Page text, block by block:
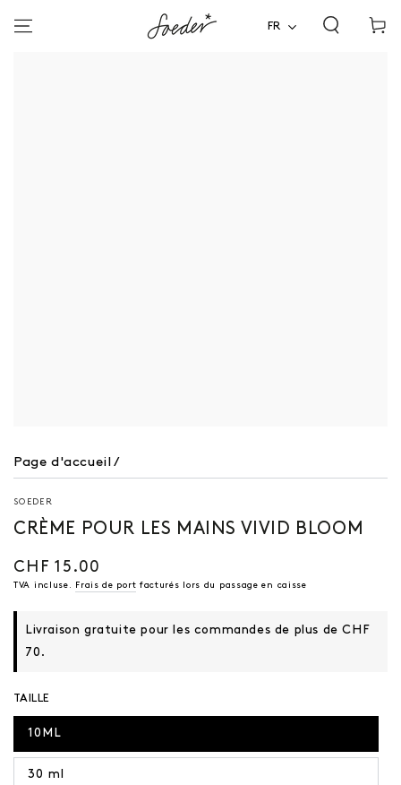
CONTENU
FR
Page d'accueil /
SOEDER
CRÈME POUR LES MAINS VIVID BLOOM
Prix
régulier
CHF 15.00
TVA incluse. Frais de port facturés lors du passage en caisse
Livraison gratuite pour les commandes de plus de CHF
70.
TAILLE
10ML
30 ml